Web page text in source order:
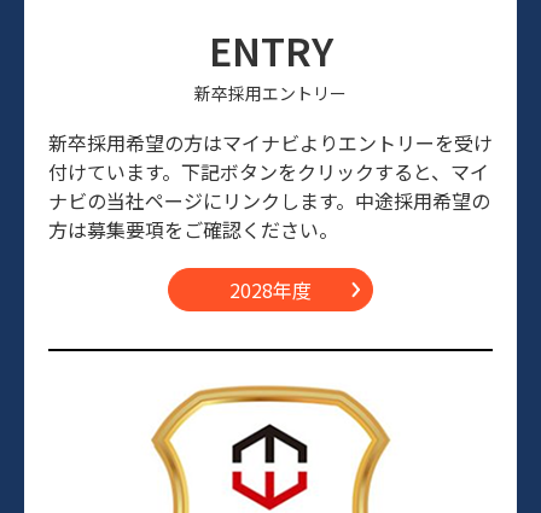
ENTRY
新卒採用エントリー
新卒採用希望の方はマイナビよりエントリーを受け
付けています。下記ボタンをクリックすると、マイ
ナビの当社ページにリンクします。中途採用希望の
方は募集要項をご確認ください。
2028年度